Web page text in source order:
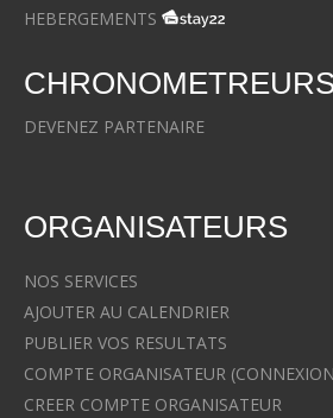
HEBERGEMENTS
DEVENEZ PARTENAIRE
ORGANISATEURS
NOS SERVICES
AJOUTER AU CALENDRIER
PUBLIER VOS RESULTATS
COMPTE ORGANISATEUR
CREER COMPTE ORGANISATEUR